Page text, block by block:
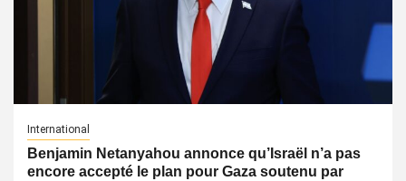
International
Benjamin Netanyahou annonce qu’Israël n’a pas
encore accepté le plan pour Gaza soutenu par